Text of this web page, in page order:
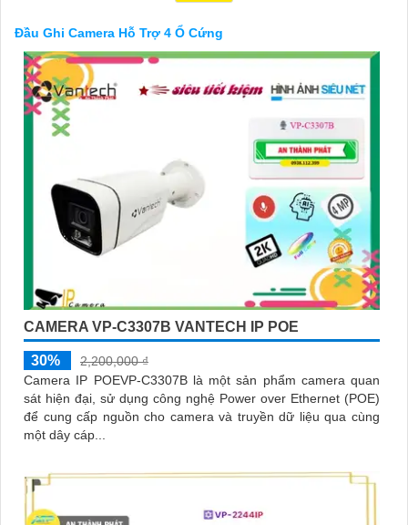
Với đầu ghi camera hỗ trợ 4 ổ cứng, bạn có thể yên tâm về việc
bảo vệ tài sản và an ninh trong mọi tình huống, đồng thời tiết
kiệm thời gian và công sức trong việc quản lý hệ thống camera.
Đầu Ghi Camera Hỗ Trợ 4 Ổ Cứng
CAMERA VP-C3307B VANTECH IP POE
30%
2,200,000 ₫
Camera IP POEVP-C3307B là một sản phẩm camera quan
sát hiện đại, sử dụng công nghệ Power over Ethernet (POE)
để cung cấp nguồn cho camera và truyền dữ liệu qua cùng
một dây cáp...